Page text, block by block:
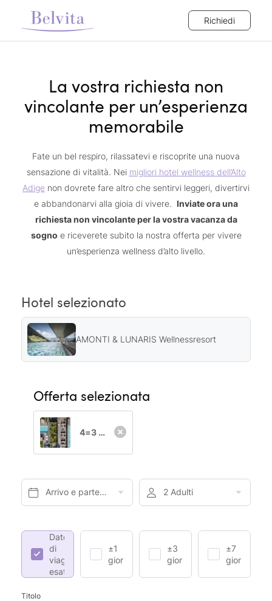
Richiedi
La vostra richiesta non
vincolante per un’esperienza
memorabile
Fate un bel respiro, rilassatevi e riscoprite una nuova
sensazione di vitalità. Nei migliori hotel wellness dell’Alto
Adige non dovrete fare altro che sentirvi leggeri, divertirvi
e abbandonarvi alla gioia di vivere. Inviate ora una
richiesta non vincolante per la vostra vacanza da
sogno e riceverete subito la nostra offerta per vivere
un’esperienza wellness d’alto livello.
Offerta selezionata
4=3 Vi regaliamo un giorno di vacanza
Arrivo e partenza* 2 Adulti
Date
di
viaggio
esatte
±1
giorno
±3
giorni
±7
giorni
Titolo
Hotel selezionato
AMONTI & LUNARIS Wellnessresort